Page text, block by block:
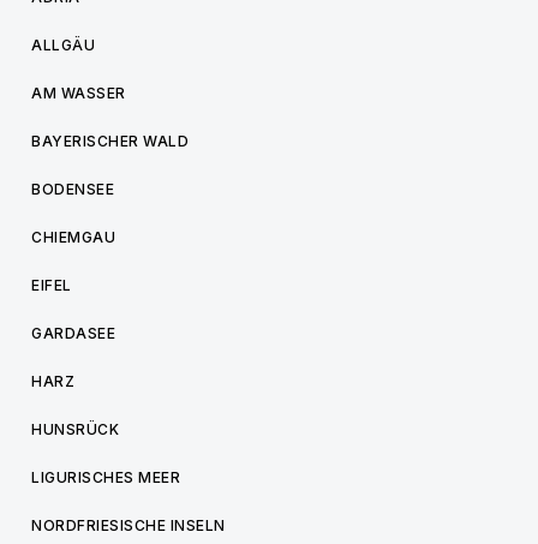
ALLGÄU
AM WASSER
BAYERISCHER WALD
BODENSEE
CHIEMGAU
EIFEL
GARDASEE
HARZ
HUNSRÜCK
LIGURISCHES MEER
NORDFRIESISCHE INSELN